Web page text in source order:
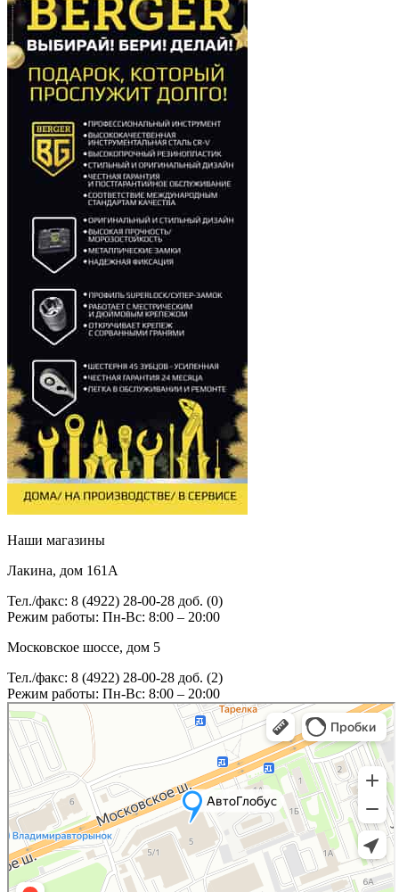
Наши магазины
Лакина, дом 161А
Тел./факс: 8 (4922) 28-00-28 доб. (0)
Режим работы: Пн-Вс: 8:00 – 20:00
Московское шоссе, дом 5
Тел./факс: 8 (4922) 28-00-28 доб. (2)
Режим работы: Пн-Вс: 8:00 – 20:00